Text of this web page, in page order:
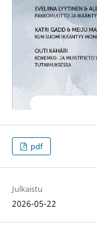
pdf
Julkaistu
2026-05-22